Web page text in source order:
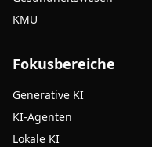
KMU
Fokusbereiche
Generative KI
KI-Agenten
Lokale KI